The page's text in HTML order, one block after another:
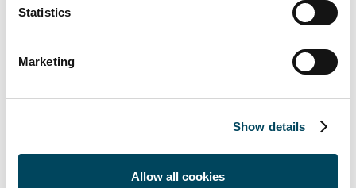
Statistics
Marketing
Show details
Allow all cookies
von 11,8 % über dem Durchschnitt,
Liegt die Lösung in einer